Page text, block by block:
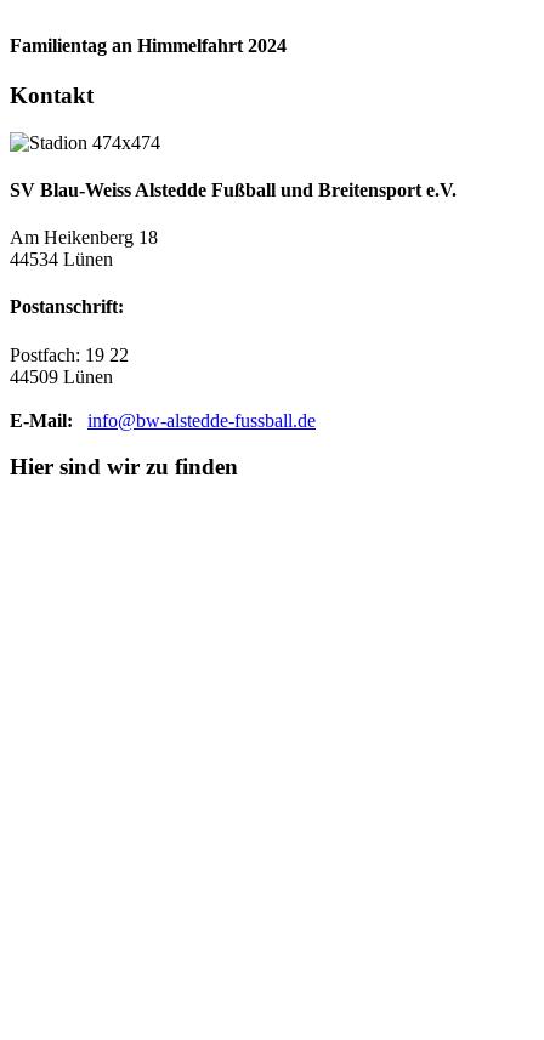
Familientag an Himmelfahrt 2024
Kontakt
SV Blau-Weiss Alstedde Fußball und Breitensport e.V.
Am Heikenberg 18
44534 Lünen
Postanschrift:
Postfach: 19 22
44509 Lünen
E-Mail: info@bw-alstedde-fussball.de
Hier sind wir zu finden